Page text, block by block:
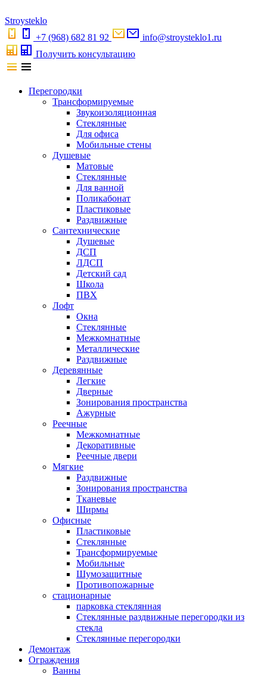
Stroysteklo
+7 (968) 682 81 92
info@stroysteklo1.ru
Получить консультацию
Перегородки
Трансформируемые
Звукоизоляционная
Стеклянные
Для офиса
Мобильные стены
Душевые
Матовые
Стеклянные
Для ванной
Поликабонат
Пластиковые
Раздвижные
Сантехнические
Душевые
ДСП
ЛДСП
Детский сад
Школа
ПВХ
Лофт
Окна
Стеклянные
Межкомнатные
Металлические
Раздвижные
Деревянные
Легкие
Дверные
Зонирования пространства
Ажурные
Реечные
Межкомнатные
Декоративные
Реечные двери
Мягкие
Раздвижные
Зонирования пространства
Тканевые
Ширмы
Офисные
Пластиковые
Стеклянные
Трансформируемые
Мобильные
Шумозащитные
Противопожарные
стационарные
парковка стеклянная
Стеклянные раздвижные перегородки из
стекла
Стеклянные перегородки
Демонтаж
Ограждения
Ванны